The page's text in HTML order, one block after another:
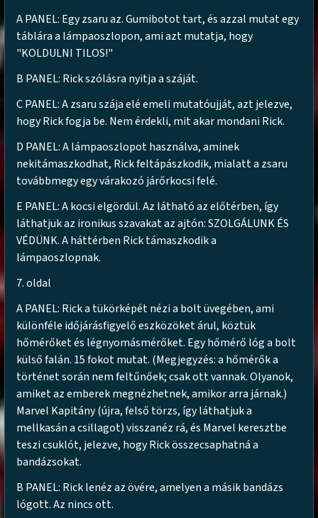
A PANEL: Egy zsaru az. Gumibotot tart, és azzal mutat egy
táblára a lámpaoszlopon, ami azt mutatja, hogy
"KOLDULNI TILOS!"
B PANEL: Rick szólásra nyitja a száját.
C PANEL: A zsaru szája elé emeli mutatóujját, azt jelezve,
hogy Rick fogja be. Nem érdekli, mit akar mondani Rick.
D PANEL: A lámpaoszlopot használva, aminek
nekitámaszkodhat, Rick feltápászkodik, mialatt a zsaru
továbbmegy egy várakozó járőrkocsi felé.
E PANEL: A kocsi elgördül. Az látható az előtérben, így
láthatjuk az ironikus szavakat az ajtón: SZOLGÁLUNK ÉS
VÉDÜNK. A háttérben Rick támaszkodik a
lámpaoszlopnak.
7. oldal
A PANEL: Rick a tükörképét nézi a bolt üvegében, ami
különféle időjárásfigyelő eszközöket árul, köztük
hőmérőket és légnyomásmérőket. Egy hőmérő lóg a bolt
külső falán. 15 fokot mutat. (Megjegyzés: a hőmérők a
történet során nem feltűnőek; csak ott vannak. Olyanok,
amiket az emberek megnézhetnek, amikor arra járnak.)
Marvel Kapitány (újra, felső törzs, így láthatjuk a
mellkasán a csillagot) visszanéz rá, és Marvel keresztbe
teszi csuklót, jelezve, hogy Rick összecsaphatná a
bandázsokat.
B PANEL: Rick lenéz az övére, amelyen a másik bandázs
lógott. Az nincs ott.